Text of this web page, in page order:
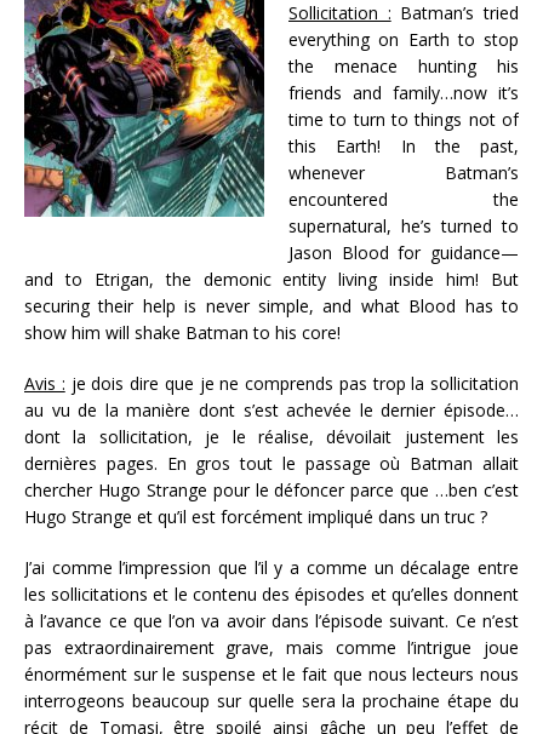
Sollicitation : Batman’s tried
everything on Earth to stop
the menace hunting his
friends and family…now it’s
time to turn to things not of
this Earth! In the past,
whenever Batman’s
encountered the
supernatural, he’s turned to
Jason Blood for guidance—
and to Etrigan, the demonic entity living inside him! But
securing their help is never simple, and what Blood has to
show him will shake Batman to his core!
Avis : je dois dire que je ne comprends pas trop la sollicitation
au vu de la manière dont s’est achevée le dernier épisode…
dont la sollicitation, je le réalise, dévoilait justement les
dernières pages. En gros tout le passage où Batman allait
chercher Hugo Strange pour le défoncer parce que …ben c’est
Hugo Strange et qu’il est forcément impliqué dans un truc ?
J’ai comme l’impression que l’il y a comme un décalage entre
les sollicitations et le contenu des épisodes et qu’elles donnent
à l’avance ce que l’on va avoir dans l’épisode suivant. Ce n’est
pas extraordinairement grave, mais comme l’intrigue joue
énormément sur le suspense et le fait que nous lecteurs nous
interrogeons beaucoup sur quelle sera la prochaine étape du
récit de Tomasi, être spoilé ainsi gâche un peu l’effet de